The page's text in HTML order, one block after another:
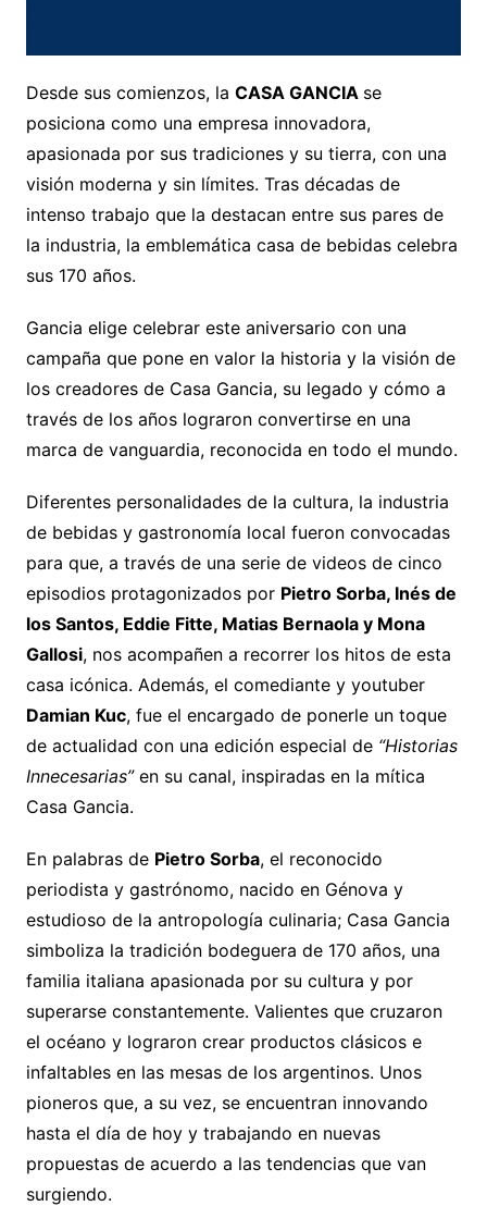
Desde sus comienzos, la CASA GANCIA se
posiciona como una empresa innovadora,
apasionada por sus tradiciones y su tierra, con una
visión moderna y sin límites. Tras décadas de
intenso trabajo que la destacan entre sus pares de
la industria, la emblemática casa de bebidas celebra
sus 170 años.
Gancia elige celebrar este aniversario con una
campaña que pone en valor la historia y la visión de
los creadores de Casa Gancia, su legado y cómo a
través de los años lograron convertirse en una
marca de vanguardia, reconocida en todo el mundo.
Diferentes personalidades de la cultura, la industria
de bebidas y gastronomía local fueron convocadas
para que, a través de una serie de videos de cinco
episodios protagonizados por Pietro Sorba, Inés de
los Santos, Eddie Fitte, Matias Bernaola y Mona
Gallosi, nos acompañen a recorrer los hitos de esta
casa icónica. Además, el comediante y youtuber
Damian Kuc, fue el encargado de ponerle un toque
de actualidad con una edición especial de “Historias
Innecesarias” en su canal, inspiradas en la mítica
Casa Gancia.
En palabras de Pietro Sorba, el reconocido
periodista y gastrónomo, nacido en Génova y
estudioso de la antropología culinaria; Casa Gancia
simboliza la tradición bodeguera de 170 años, una
familia italiana apasionada por su cultura y por
superarse constantemente. Valientes que cruzaron
el océano y lograron crear productos clásicos e
infaltables en las mesas de los argentinos. Unos
pioneros que, a su vez, se encuentran innovando
hasta el día de hoy y trabajando en nuevas
propuestas de acuerdo a las tendencias que van
surgiendo.